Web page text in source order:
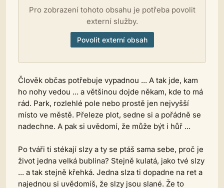
Pro zobrazení tohoto obsahu je potřeba povolit
externí služby.
Povolit externí obsah
Člověk občas potřebuje vypadnou ... A tak jde, kam
ho nohy vedou ... a většinou dojde někam, kde to má
rád. Park, rozlehlé pole nebo prostě jen nejvyšší
místo ve městě. Přeleze plot, sedne si a pořádně se
nadechne. A pak si uvědomí, že může být i hůř ...
Po tváři ti stékají slzy a ty se ptáš sama sebe, proč je
život jedna velká bublina? Stejně kulatá, jako tvé slzy
... a tak stejně křehká. Jedna slza ti dopadne na ret a
najednou si uvědomíš, že slzy jsou slané. Že to